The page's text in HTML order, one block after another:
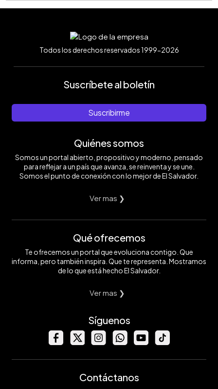
Todos los derechos reservados 1999-2026
Suscríbete al boletín
Suscribirme
Quiénes somos
Somos un portal abierto, propositivo y moderno, pensado
para reflejar a un país que avanza, se reinventa y se une.
Somos el punto de conexión con lo mejor de El Salvador.
Ver mas ❯
Qué ofrecemos
Te ofrecemos un portal que evoluciona contigo. Que
informa, pero también inspira. Que te representa. Mostramos
de lo que está hecho El Salvador.
Ver mas ❯
Síguenos
Contáctanos